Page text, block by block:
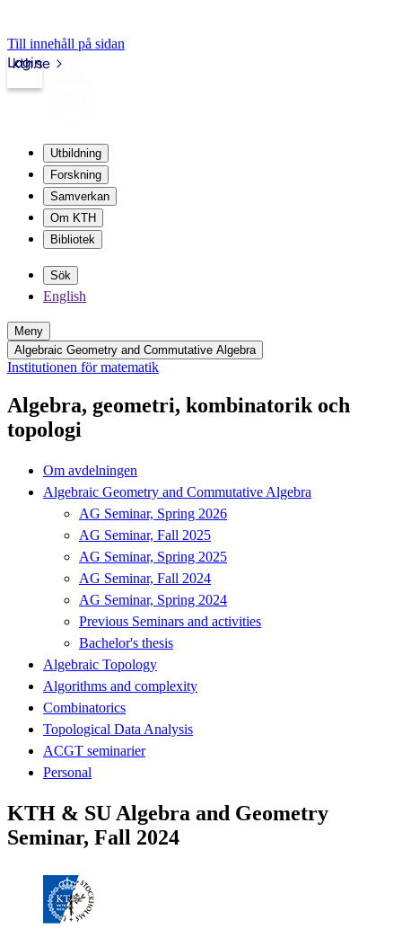
Till innehåll på sidan
kth.se
Login
Utbildning
Forskning
Samverkan
Om KTH
Bibliotek
Sök
English
Meny
Algebraic Geometry and Commutative Algebra
Institutionen för matematik
Algebra, geometri, kombinatorik och
topologi
Om avdelningen
Algebraic Geometry and Commutative Algebra
AG Seminar, Spring 2026
AG Seminar, Fall 2025
AG Seminar, Spring 2025
AG Seminar, Fall 2024
AG Seminar, Spring 2024
Previous Seminars and activities
Bachelor's thesis
Algebraic Topology
Algorithms and complexity
Combinatorics
Topological Data Analysis
ACGT seminarier
Personal
KTH & SU Algebra and Geometry
Seminar, Fall 2024